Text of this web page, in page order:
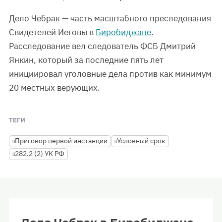
Дело Чебрак — часть масштабного преследования
Свидетелей Иеговы в Биробиджане.
Расследование вел следователь ФСБ Дмитрий
Янкин, который за последние пять лет
инициировал уголовные дела против как минимум
20 местных верующих.
ТЕГИ
Приговор первой инстанции
Условный срок
282.2 (2) УК РФ